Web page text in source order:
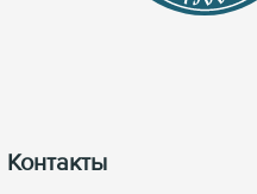
Контакты